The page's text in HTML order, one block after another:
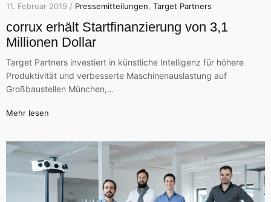
11. Februar 2019 / Pressemitteilungen Target Partners
corrux erhält Startfinanzierung von 3,1
Millionen Dollar
Target Partners investiert in künstliche Intelligenz für höhere
Produktivität und verbesserte Maschinenauslastung auf
Großbaustellen München,…
Mehr lesen